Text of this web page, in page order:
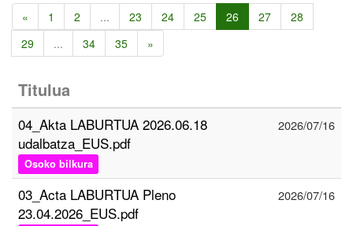
« 1 2 ... 23 24 25 26 27
28
29
... 34 35 »
Titulua
04_Akta LABURTUA 2026.06.18
udalbatza_EUS.pdf
Osoko bilkura
2026/07/16
03_Acta LABURTUA Pleno
23.04.2026_EUS.pdf
2026/07/16